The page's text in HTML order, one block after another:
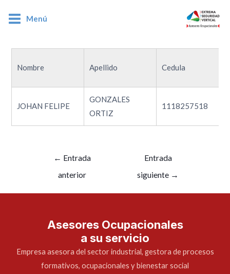
Menú
Nombre Apellido Cedula
JOHAN FELIPE
GONZALES
ORTIZ
1118257518
← Entrada
anterior
Entrada
siguiente →
Asesores Ocupacionales
a su servicio
Empresa asesora del sector industrial, gestora de procesos
formativos, ocupacionales y bienestar social